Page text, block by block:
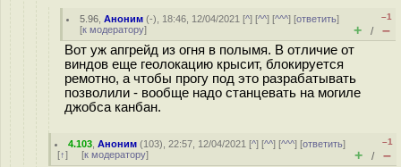
5.96 ,Аноним (-), 18:46, 12/04/2021 [^] [^^] [^^^] [ответить]
[к модератору]
–1
+ / –
Вот уж апгрейд из огня в полымя. В отличие от
виндов еще геолокацию крысит, блокируется
ремотно, а чтобы прогу под это разрабатывать
позволили - вообще надо станцевать на могиле
джобса канбан.
4.103 ,Аноним (103), 22:57, 12/04/2021 [^] [^^] [^^^] [ответить]
[↑] [к модератору]
–1
+ / –